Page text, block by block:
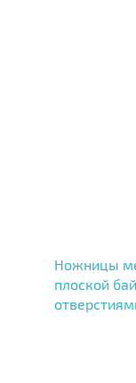
Ножницы
плоской